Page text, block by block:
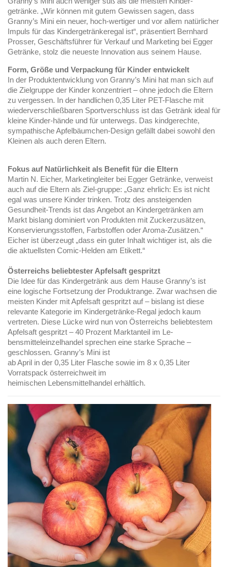
getränke. „Wir können mit gutem Gewissen sagen, dass
Granny’s Mini ein neuer, hoch-wertiger und vor allem natürlicher
Impuls für das Kindergetränkeregal ist“, präsentiert Bernhard
Prosser, Geschäftsführer für Verkauf und Marketing bei Egger
Getränke, stolz die neueste Innovation aus seinem Hause.
Form, Größe und Verpackung für Kinder entwickelt
In der Produktentwicklung von Granny’s Mini hat man sich auf
die Zielgruppe der Kinder konzentriert – ohne jedoch die Eltern
zu vergessen. In der handlichen 0,35 Liter PET-Flasche mit
wiederverschließbaren Sportverschluss ist das Getränk ideal für
kleine Kinder-hände und für unterwegs. Das kindgerechte,
sympathische Apfelbäumchen-Design gefällt dabei sowohl den
Kleinen als auch deren Eltern.
Fokus auf Natürlichkeit als Benefit für die Eltern
Martin N. Eicher, Marketingleiter bei Egger Getränke, verweist
auch auf die Eltern als Ziel-gruppe: „Ganz ehrlich: Es ist nicht
egal was unsere Kinder trinken. Trotz des ansteigenden
Gesundheit-Trends ist das Angebot an Kindergetränken am
Markt bislang dominiert von Produkten mit Zuckerzusätzen,
Konservierungsstoffen, Farbstoffen oder Aroma-Zusätzen.“
Eicher ist überzeugt „dass ein guter Inhalt wichtiger ist, als die
die aktuellsten Comic-Helden am Etikett.“
Österreichs beliebtester Apfelsaft gespritzt
Die Idee für das Kindergetränk aus dem Hause Granny’s ist
eine logische Fortsetzung der Produktrange. Zwar wachsen die
meisten Kinder mit Apfelsaft gespritzt auf – bislang ist diese
relevante Kategorie im Kindergetränke-Regal jedoch kaum
vertreten. Diese Lücke wird nun von Österreichs beliebtestem
Apfelsaft gespritzt – 40 Prozent Marktanteil im Le-
bensmitteleinzelhandel sprechen eine starke Sprache –
geschlossen. Granny’s Mini ist
ab April in der 0,35 Liter Flasche sowie im 8 x 0,35 Liter
Vorratspack österreichweit im
heimischen Lebensmittelhandel erhältlich.